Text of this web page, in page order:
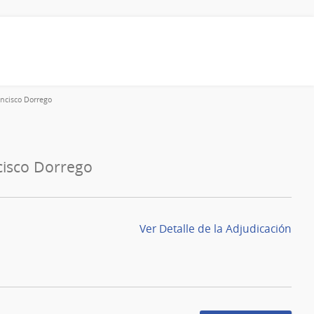
Dorrego
Dorrego
Ver Detalle de la Adjudicación